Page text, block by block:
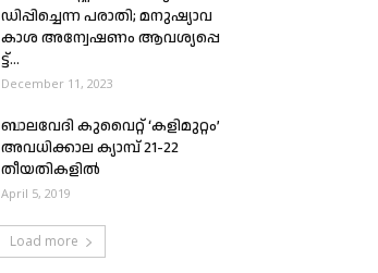
ഡി​പ്പി​ച്ചെ​ന്ന പ​രാ​തി​; മ​നു​ഷ്യാ​വ​
കാ​ശ അ​ന്വേ​ഷ​ണം ആ​വ​ശ്യ​പ്പെ​
ട്ട്...
December 11, 2023
ബാലവേദി കുവൈറ്റ് ‘കളിമുറ്റം’
അവധിക്കാല ക്യാമ്പ് 21-22
തീയതികളിൽ
April 5, 2019
Load more